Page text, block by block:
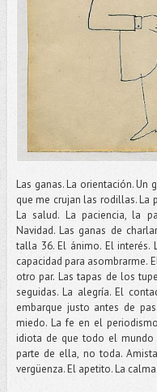
Las ganas. La orientación. Un
que me crujan las rodillas. La
La salud. La paciencia, la
Navidad. Las ganas de
talla 36. El ánimo. El interés.
capacidad para asombrarme.
otro par. Las tapas de los
seguidas. La alegría. El
embarque justo antes de
miedo. La fe en el
idiota de que todo el mundo
parte de ella, no toda.
vergüenza. El apetito. La